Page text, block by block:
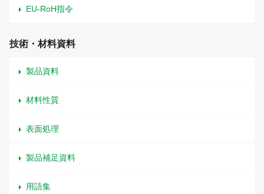
EU-RoH指令
技術・材料資料
製品資料
材料性質
表面処理
製品補足資料
用語集